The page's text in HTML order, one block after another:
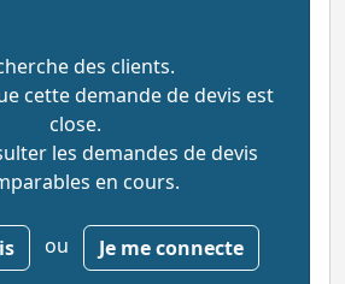
des clients.
cette demande de devis est
close.
les demandes de devis
en cours.
ou Je me connecte